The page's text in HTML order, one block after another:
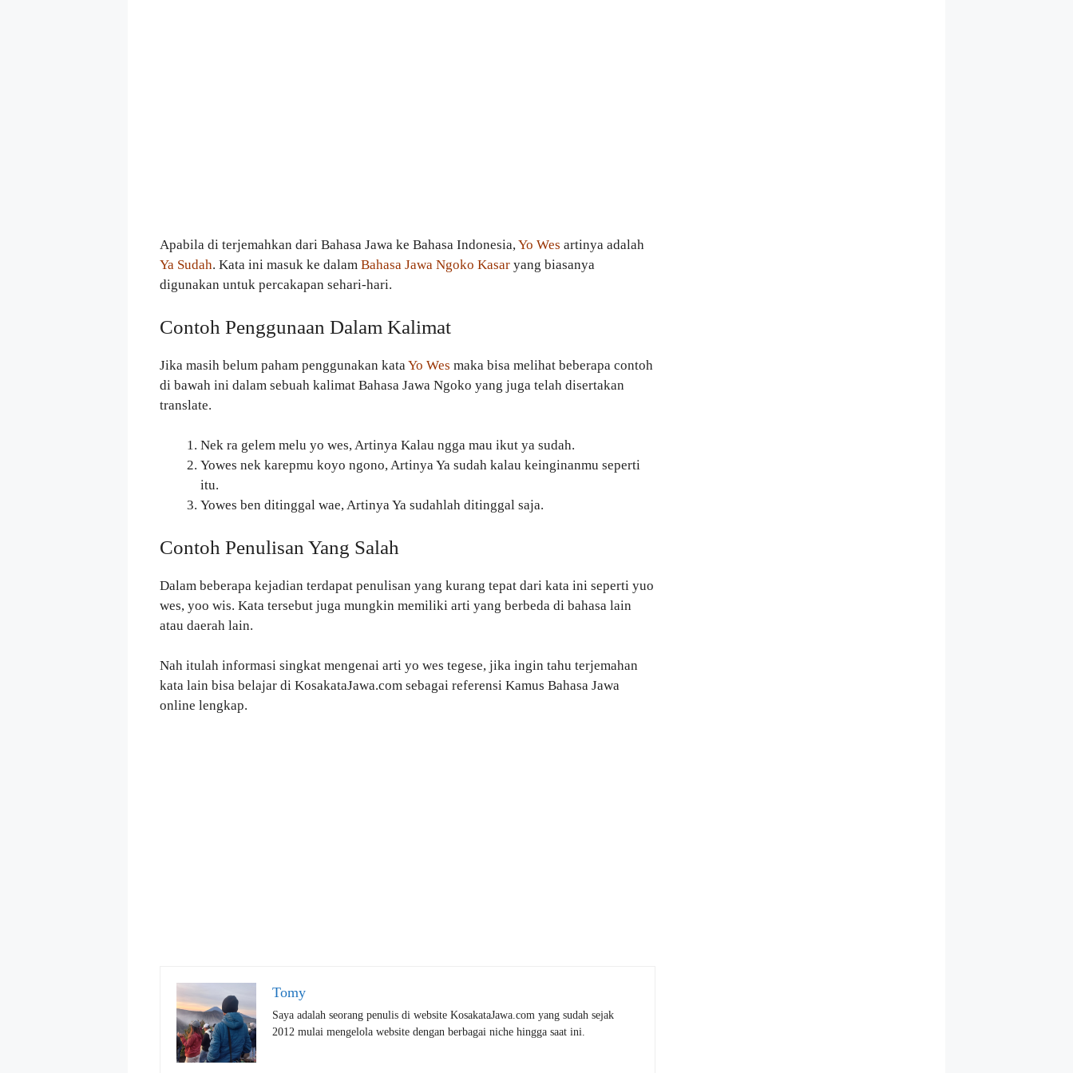
Apabila di terjemahkan dari Bahasa Jawa ke Bahasa Indonesia,Yo Wes artinya adalah
Ya Sudah. Kata ini masuk ke dalam Bahasa Jawa Ngoko Kasar yang biasanya
digunakan untuk percakapan sehari-hari.
Contoh Penggunaan Dalam Kalimat
Jika masih belum paham penggunakan kataYo Wes maka bisa melihat beberapa contoh
di bawah ini dalam sebuah kalimat Bahasa Jawa Ngoko yang juga telah disertakan
translate.
Nek ra gelem melu yo wes, Artinya Kalau ngga mau ikut ya sudah.
Yowes nek karepmu koyo ngono, Artinya Ya sudah kalau keinginanmu seperti
itu.
Yowes ben ditinggal wae, Artinya Ya sudahlah ditinggal saja.
Contoh Penulisan Yang Salah
Dalam beberapa kejadian terdapat penulisan yang kurang tepat dari kata ini seperti yuo
wes, yoo wis. Kata tersebut juga mungkin memiliki arti yang berbeda di bahasa lain
atau daerah lain.
Nah itulah informasi singkat mengenai arti yo wes tegese, jika ingin tahu terjemahan
kata lain bisa belajar di KosakataJawa.com sebagai referensi Kamus Bahasa Jawa
online lengkap.
Tomy
Saya adalah seorang penulis di website KosakataJawa.com yang sudah sejak
2012 mulai mengelola website dengan berbagai niche hingga saat ini.